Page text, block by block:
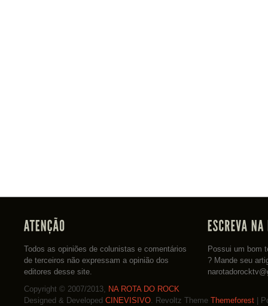
Todos as opiniões de colunistas e comentários
de terceiros não expressam a opinião dos
editores desse site.
Possui um bom
? Mande seu
Copyright © 2007/2013, NA ROTA DO ROCK
Designed & Developed CINEVISIVO. Revoltz Theme Themeforest |